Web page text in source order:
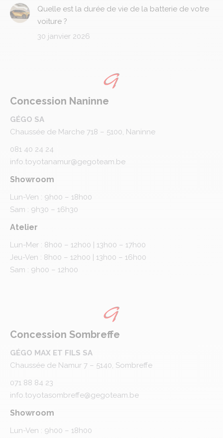
Quelle est la durée de vie de la batterie de votre
voiture ?
30 janvier 2026
Concession Naninne
GÉGO SA
Chaussée de Marche 718 – 5100, Naninne
081 40 24 24
info.toyotanamur@gegoteam.be
Showroom
Lun-Ven : 9h00 – 18h00
Sam : 9h30 – 16h30
Atelier
Lun-Mer : 8h00 – 12h00 | 13h00 – 17h00
Jeu-Ven : 8h00 – 12h00 | 13h00 – 16h00
Sam : 9h00 – 12h00
Concession Sombreffe
GÉGO MAX ET FILS SA
Chaussée de Namur 7 – 5140, Sombreffe
071 88 84 23
info.toyotasombreffe@gegoteam.be
Showroom
Lun-Ven : 9h00 – 18h00